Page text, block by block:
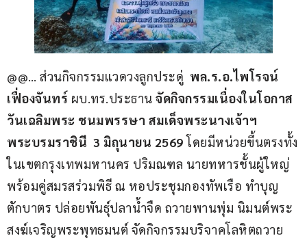
@@… ส่วนกิจกรรมแวดวงลูกประดู่ พล.ร.อ.ไพโรจน์
เฟื่องจันทร์ ผบ.ทร.ประธาน จัดกิจกรรมเนื่องในโอกาส
วันเฉลิมพระ ชนมพรรษา สมเด็จพระนางเจ้าฯ
พระบรมราชินี  3 มิถุนายน 2569 โดยมีหน่วยขึ้นตรงทั้ง
ในเขตกรุงเทพมหานคร ปริมณฑล นายทหารชั้นผู้ใหญ่
พร้อมคู่สมรสร่วมพิธี ณ หอประชุมกองทัพเรือ ทำบุญ
ตักบาตร ปล่อยพันธุ์ปลาน้ำจืด ถวายพานพุ่ม นิมนต์พระ
สงฆ์เจริญพระพุทธมนต์ จัดกิจกรรมบริจาคโลหิตถวาย